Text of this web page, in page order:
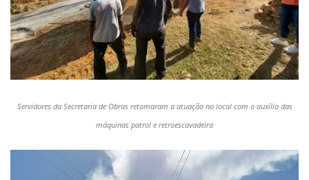
Servidores da Secretaria de Obras retomaram a atuação no local com o auxílio das
máquinas patrol e retroescavadeira